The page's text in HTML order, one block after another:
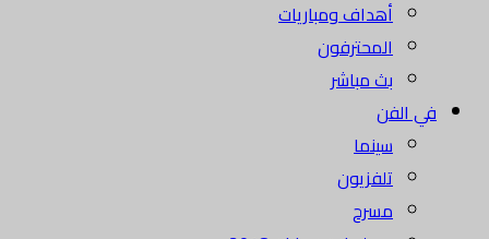
أهداف ومباريات
المحترفون
بث مباشر
في الفن
سينما
تلفزيون
مسرح